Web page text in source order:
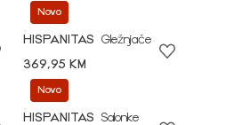
Novo
HISPANITAS
Gležnjače
369,95 KM
Novo
HISPANITAS
Salonke